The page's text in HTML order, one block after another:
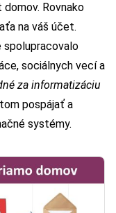
Rovnako
na váš účet.
sociálnych vecí a
za informatizáciu
pospájať a
systémy.